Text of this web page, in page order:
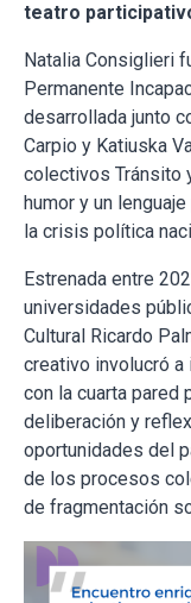
teatro
Natalia Consiglieri
Permanente
desarrollada junto
Carpio y Katiuska
colectivos Tránsito
humor y un
la crisis política
Estrenada entre
universidades
Cultural Ricardo
creativo involucró
con la cuarta pared
deliberación y
oportunidades del
de los procesos
de fragmentación